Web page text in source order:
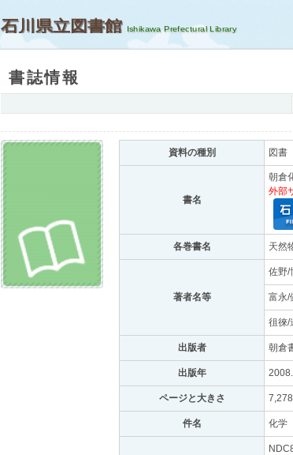
石川県立図書館
書誌情報
資料の種別 図書
書名
朝倉
外部
各巻書名 天然
著者名等
佐野/
富永/
徂徠/
出版者 朝倉
出版年
ページと大きさ
件名 化学